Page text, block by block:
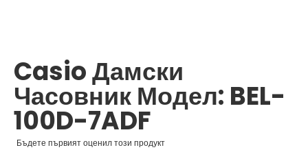
на
галерия
със
снимки
Casio Дамски
Часовник Модел: BEL-
100D-7ADF
Бъдете първият оценил този продукт